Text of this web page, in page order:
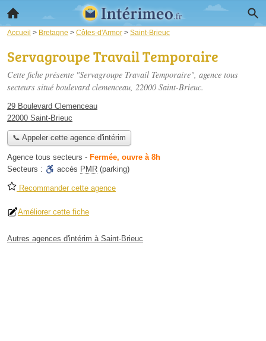
Accueil > Bretagne > Côtes-d'Armor > Saint-Brieuc
Servagroupe Travail Temporaire
Cette fiche présente "Servagroupe Travail Temporaire", agence tous
secteurs situé boulevard clemenceau, 22000 Saint-Brieuc.
29 Boulevard Clemenceau
22000 Saint-Brieuc
📞 Appeler cette agence d'intérim
Agence tous secteurs - Fermée, ouvre à 8h
Secteurs :
accès PMR (parking)
Recommander cette agence
Améliorer cette fiche
Autres agences d'intérim à Saint-Brieuc